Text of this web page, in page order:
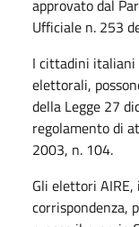
approvato dal
Ufficiale n. 253
I cittadini italiani
elettorali,
della Legge 27
regolamento di
2003, n. 104.
Gli elettori
corrispondenza,